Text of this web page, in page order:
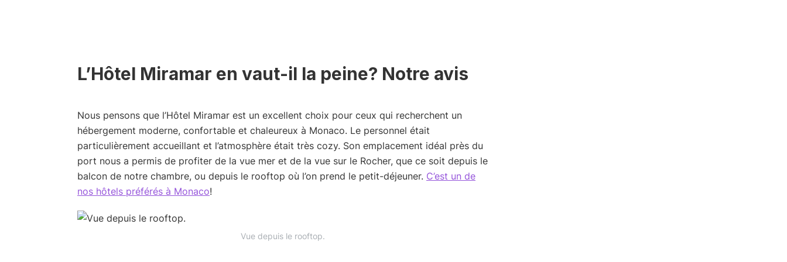
L’Hôtel Miramar en vaut-il la peine? Notre avis
Nous pensons que l’Hôtel Miramar est un excellent choix pour ceux qui recherchent un
hébergement moderne, confortable et chaleureux à Monaco. Le personnel était
particulièrement accueillant et l’atmosphère était très cozy. Son emplacement idéal près du
port nous a permis de profiter de la vue mer et de la vue sur le Rocher, que ce soit depuis le
balcon de notre chambre, ou depuis le rooftop où l’on prend le petit-déjeuner. C’est un de
nos hôtels préférés à Monaco!
Vue depuis le rooftop.